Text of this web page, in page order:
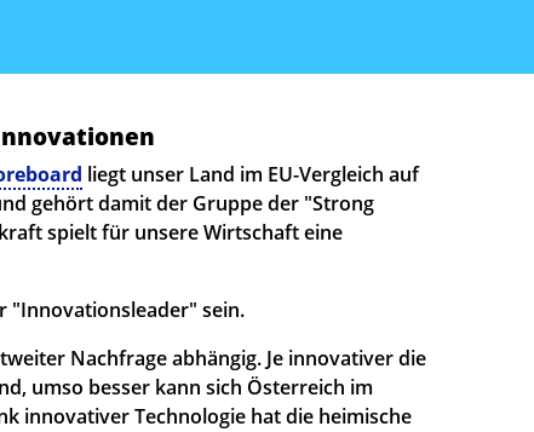
liegt unser Land im EU-Vergleich auf
gehört damit der Gruppe der "Strong
spielt für unsere Wirtschaft eine
"Innovationsleader" sein.
Nachfrage abhängig. Je innovativer die
umso besser kann sich Österreich im
innovativer Technologie hat die heimische